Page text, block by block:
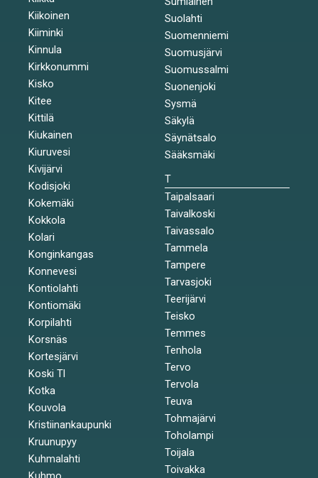
Kiikoinen
Kiiminki
Kinnula
Kirkkonummi
Kisko
Kitee
Kittilä
Kiukainen
Kiuruvesi
Kivijärvi
Kodisjoki
Kokemäki
Kokkola
Kolari
Konginkangas
Konnevesi
Kontiolahti
Kontiomäki
Korpilahti
Korsnäs
Kortesjärvi
Koski Tl
Kotka
Kouvola
Kristiinankaupunki
Kruunupyy
Kuhmalahti
Suolahti
Suomenniemi
Suomusjärvi
Suomussalmi
Suonenjoki
Sysmä
Säkylä
Säynätsalo
Sääksmäki
T
Taipalsaari
Taivalkoski
Taivassalo
Tammela
Tampere
Tarvasjoki
Teerijärvi
Teisko
Temmes
Tenhola
Tervo
Tervola
Teuva
Tohmajärvi
Toholampi
Toijala
Toivakka